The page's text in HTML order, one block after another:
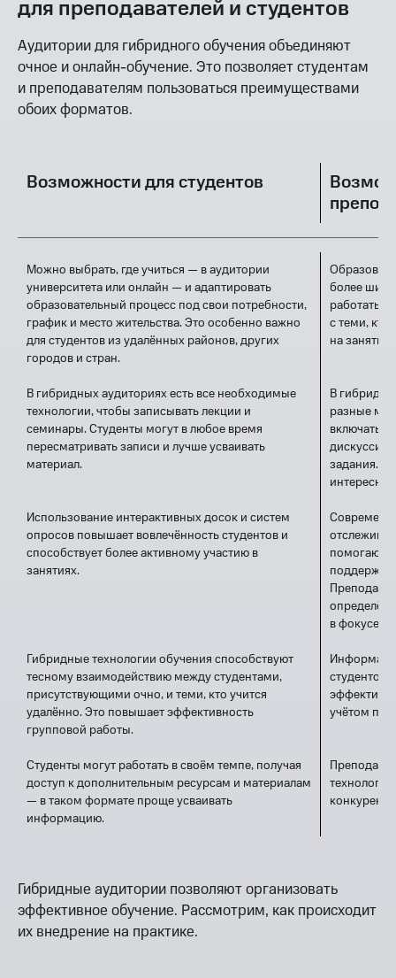
для преподавателей и студентов
Аудитории для гибридного обучения объединяют
очное и онлайн-обучение. Это позволяет студентам
и преподавателям пользоваться преимуществами
обоих форматов.
Возможности для студентов
Можно выбрать, где учиться — в аудитории
университета или онлайн — и адаптировать
образовательный процесс под свои потребности,
график и место жительства. Это особенно важно
для студентов из удалённых районов, других
городов и стран.
более
работать с
с теми, кто
на
В гибридных аудиториях есть все необходимые
технологии, чтобы записывать лекции и
семинары. Студенты могут в любое время
пересматривать записи и лучше усваивать
материал.
В
разные
включать
дискуссии
задания.
Использование интерактивных досок и систем
опросов повышает вовлечённость студентов и
способствует более активному участию в
занятиях.
помогают
в фокусе
Гибридные технологии обучения способствуют
тесному взаимодействию между студентами,
присутствующими очно, и теми, кто учится
удалённо. Это повышает эффективность
групповой работы.
студентов
учётом
Студенты могут работать в своём темпе, получая
доступ к дополнительным ресурсам и материалам
— в таком формате проще усваивать
информацию.
Гибридные аудитории позволяют организовать
эффективное обучение. Рассмотрим, как происходит
их внедрение на практике.